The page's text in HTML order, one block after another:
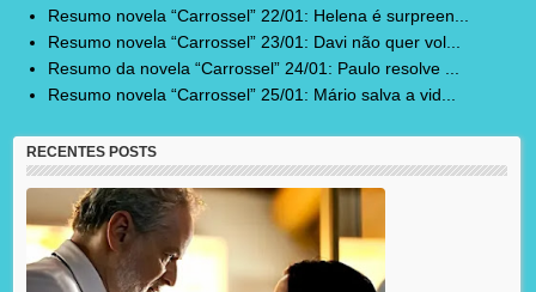
Resumo novela “Carrossel” 22/01: Helena é surpreen...
Resumo novela “Carrossel” 23/01: Davi não quer vol...
Resumo da novela “Carrossel” 24/01: Paulo resolve ...
Resumo novela “Carrossel” 25/01: Mário salva a vid...
RECENTES POSTS